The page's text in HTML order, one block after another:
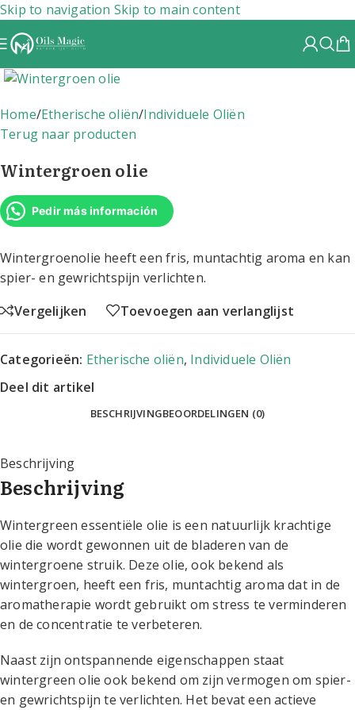
Skip to navigation Skip to main content
Home/Etherische oliën/Individuele Oliën
Terug naar producten
Wintergroen olie
Pedir más información
Wintergroenolie heeft een fris, muntachtig aroma en kan
spier- en gewrichtspijn verlichten.
Vergelijken
Toevoegen aan verlanglijst
Categorieën: Etherische oliën, Individuele Oliën
Deel dit artikel
BESCHRIJVINGBEOORDELINGEN (0)
Beschrijving
Beschrijving
Wintergreen essentiële olie is een natuurlijk krachtige
olie die wordt gewonnen uit de bladeren van de
wintergroene struik. Deze olie, ook bekend als
wintergroen, heeft een fris, muntachtig aroma dat in de
aromatherapie wordt gebruikt om stress te verminderen
en de concentratie te verbeteren.
Naast zijn ontspannende eigenschappen staat
wintergreen olie ook bekend om zijn vermogen om spier-
en gewrichtspijn te verlichten. Het bevat een actieve